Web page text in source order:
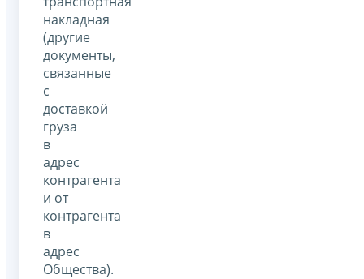
накладная
(другие
документы,
связанные
с
доставкой
груза
в
адрес
контрагента
и от
контрагента
в
адрес
Общества).